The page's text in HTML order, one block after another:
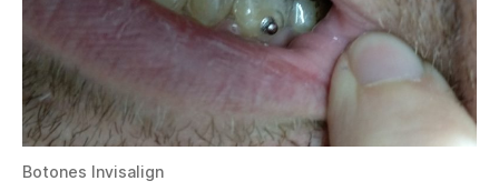
Botones Invisalign